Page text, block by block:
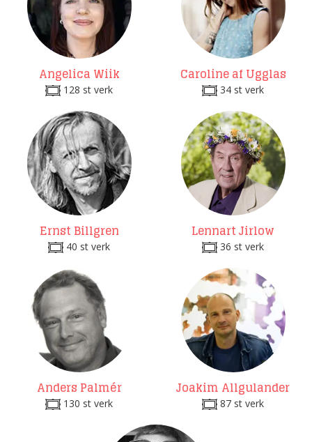
Angelica Wiik
128 st verk
Caroline af Ugglas
34 st verk
Ernst Billgren
40 st verk
Lennart Jirlow
36 st verk
Anders Palmér
130 st verk
Joakim Allgulander
87 st verk